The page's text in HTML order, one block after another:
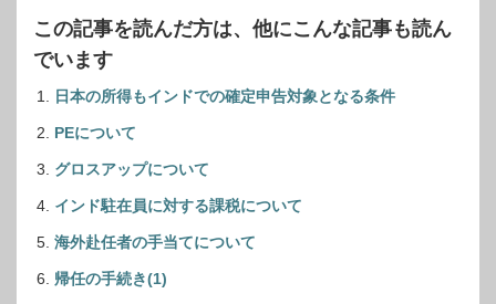
この記事を読んだ方は、他にこんな記事も読ん
でいます
日本の所得もインドでの確定申告対象となる条件
PEについて
グロスアップについて
インド駐在員に対する課税について
海外赴任者の手当てについて
帰任の手続き(1)